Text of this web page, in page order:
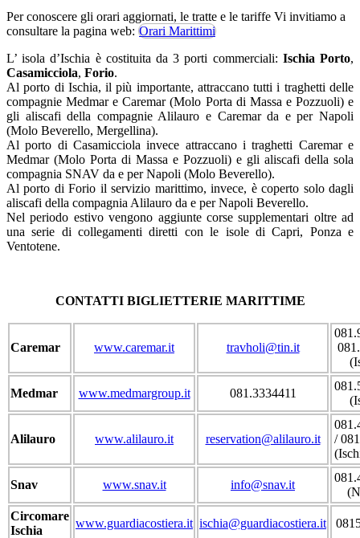
Per conoscere gli orari aggiornati, le tratte e le tariffe Vi invitiamo a
consultare la pagina web: Orari Marittimi
L’ isola d’Ischia è costituita da 3 porti commerciali: Ischia Porto,
Casamicciola, Forio.
Al porto di Ischia, il più importante, attraccano tutti i traghetti delle
compagnie Medmar e Caremar (Molo Porta di Massa e Pozzuoli) e
gli aliscafi della compagnie Alilauro e Caremar da e per Napoli
(Molo Beverello, Mergellina).
Al porto di Casamicciola invece attraccano i traghetti Caremar e
Medmar (Molo Porta di Massa e Pozzuoli) e gli aliscafi della sola
compagnia SNAV da e per Napoli (Molo Beverello).
Al porto di Forio il servizio marittimo, invece, è coperto solo dagli
aliscafi della compagnia Alilauro da e per Napoli Beverello.
Nel periodo estivo vengono aggiunte corse supplementari oltre ad
una serie di collegamenti diretti con le isole di Capri, Ponza e
Ventotene.
CONTATTI BIGLIETTERIE MARITTIME
Caremar www.caremar.it travholi@tin.it
Medmar www.medmargroup.it 081.3334411
Alilauro www.alilauro.it reservation@alilauro.it
/
Snav www.snav.it info@snav.it
Circomare
Ischia
www.guardiacostiera.it ischia@guardiacostiera.it